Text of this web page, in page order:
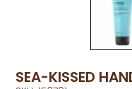
SEA-KISSED